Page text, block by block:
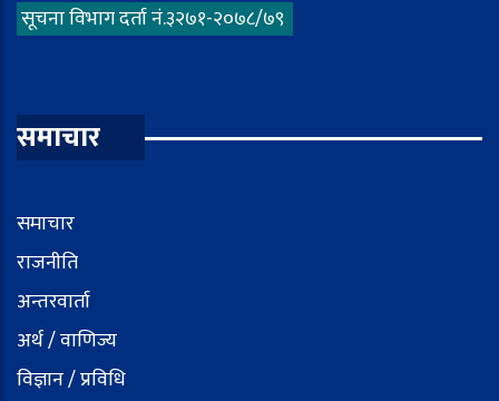
सूचना विभाग दर्ता नं.३२७१-२०७८/७९
समाचार
समाचार
राजनीति
अन्तरवार्ता
अर्थ / वाणिज्य
विज्ञान / प्रविधि